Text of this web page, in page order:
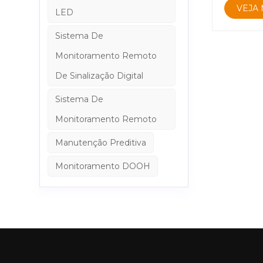
vibrante
VEJA
LED
Sistema De
Monitoramento Remoto
De Sinalização Digital
Sistema De
Monitoramento Remoto
Manutenção Preditiva
Monitoramento DOOH